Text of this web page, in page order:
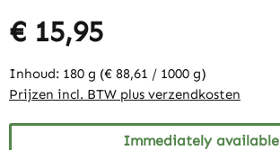
€ 15,95
Inhoud: 180 g (€ 88,61 / 1000 g)
Prijzen incl. BTW plus verzendkosten
Immediately available